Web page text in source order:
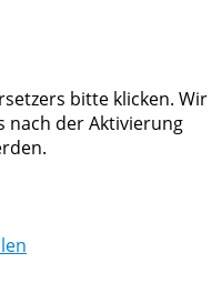
bitte klicken. Wir
nach der Aktivierung